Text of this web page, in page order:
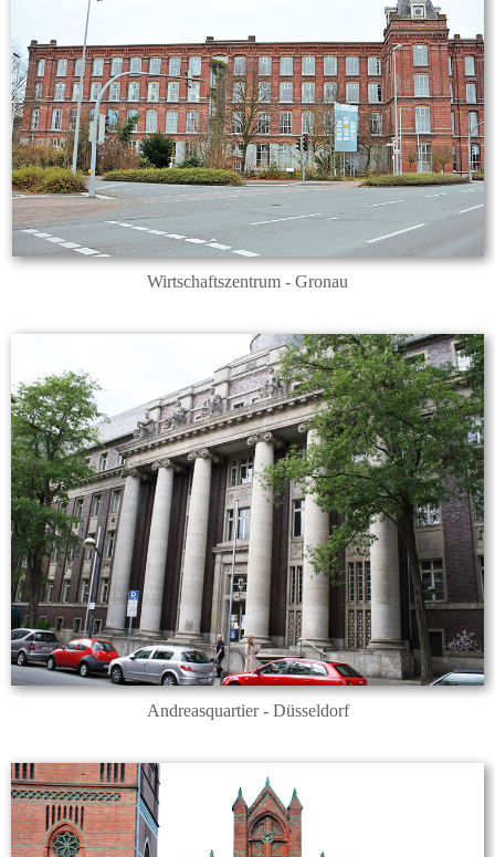
Wirtschaftszentrum - Gronau
Andreasquartier - Düsseldorf